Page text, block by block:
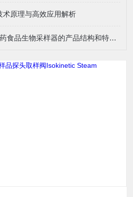
术原理与高效应用解析
FDAHACCP认证医药食品生物采样器的产品结构和特点介绍